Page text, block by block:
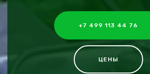
+7 499 113 44 76
ЦЕНЫ